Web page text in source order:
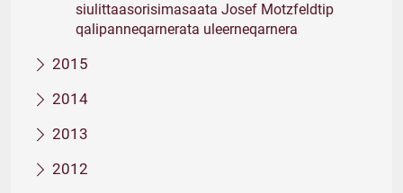
siulittaasorisimasaata Josef Motzfeldtip
qalipanneqarnerata uleerneqarnera
2015
2014
2013
2012